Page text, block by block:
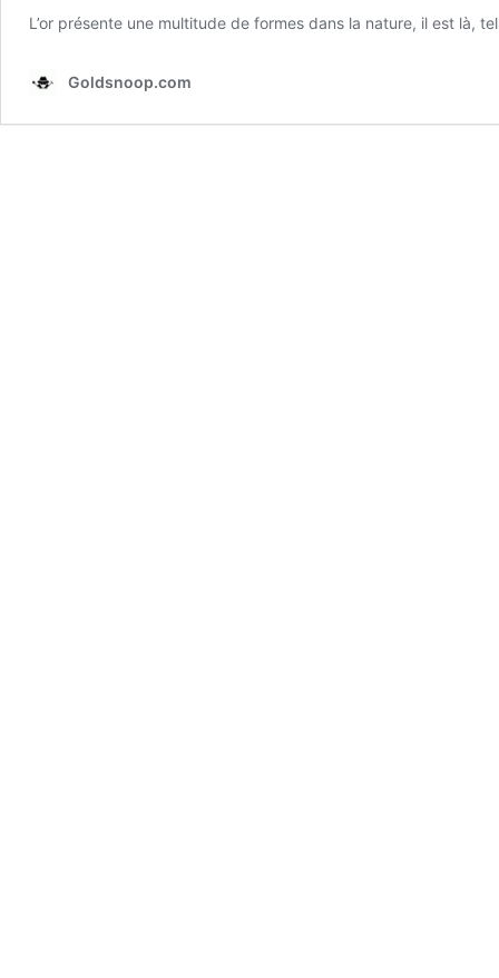
L’or présente une multitude de formes dans la nature, il est là,
Goldsnoop.com